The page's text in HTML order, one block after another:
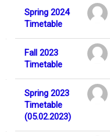
Spring 2024
Timetable
Fall 2023
Timetable
Spring 2023
Timetable
(05.02.2023)